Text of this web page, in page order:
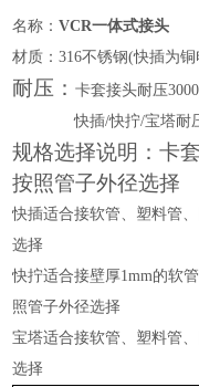
名称：VCR一体式接头
材质：316不锈钢(快插为
耐压：卡套接头耐压
快插/快拧/宝塔耐
规格选择说明：卡
按照管子外径选择
快插适合接软管、塑料管
选择
快拧适合接壁厚1mm的软
照管子外径选择
宝塔适合接软管、塑料管
选择